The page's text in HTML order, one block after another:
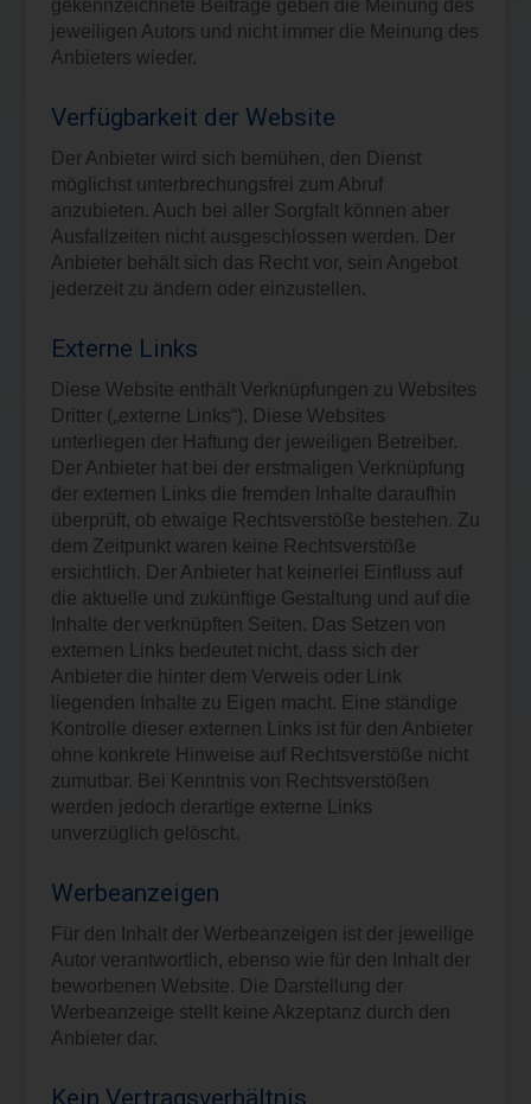
gekennzeichnete Beiträge geben die Meinung des
jeweiligen Autors und nicht immer die Meinung des
Anbieters wieder.
Verfügbarkeit der Website
Der Anbieter wird sich bemühen, den Dienst
möglichst unterbrechungsfrei zum Abruf
anzubieten. Auch bei aller Sorgfalt können aber
Ausfallzeiten nicht ausgeschlossen werden. Der
Anbieter behält sich das Recht vor, sein Angebot
jederzeit zu ändern oder einzustellen.
Externe Links
Diese Website enthält Verknüpfungen zu Websites
Dritter („externe Links“). Diese Websites
unterliegen der Haftung der jeweiligen Betreiber.
Der Anbieter hat bei der erstmaligen Verknüpfung
der externen Links die fremden Inhalte daraufhin
überprüft, ob etwaige Rechtsverstöße bestehen. Zu
dem Zeitpunkt waren keine Rechtsverstöße
ersichtlich. Der Anbieter hat keinerlei Einfluss auf
die aktuelle und zukünftige Gestaltung und auf die
Inhalte der verknüpften Seiten. Das Setzen von
externen Links bedeutet nicht, dass sich der
Anbieter die hinter dem Verweis oder Link
liegenden Inhalte zu Eigen macht. Eine ständige
Kontrolle dieser externen Links ist für den Anbieter
ohne konkrete Hinweise auf Rechtsverstöße nicht
zumutbar. Bei Kenntnis von Rechtsverstößen
werden jedoch derartige externe Links
unverzüglich gelöscht.
Werbeanzeigen
Für den Inhalt der Werbeanzeigen ist der jeweilige
Autor verantwortlich, ebenso wie für den Inhalt der
beworbenen Website. Die Darstellung der
Werbeanzeige stellt keine Akzeptanz durch den
Anbieter dar.
Kein Vertragsverhältnis